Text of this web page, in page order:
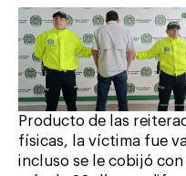
Producto de las
físicas, la víctima fue
incluso se le cobijó